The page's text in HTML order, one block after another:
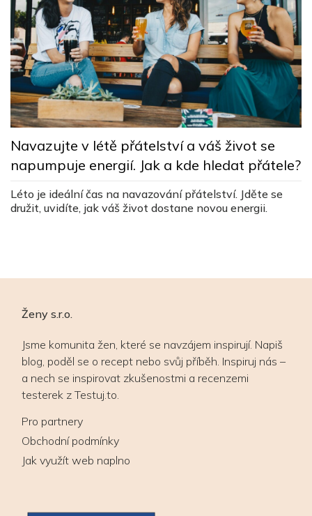
Navazujte v létě přátelství a váš život se
napumpuje energií. Jak a kde hledat přátele?
Léto je ideální čas na navazování přátelství. Jděte se
družit, uvidíte, jak váš život dostane novou energii.
Ženy s.r.o.
Jsme komunita žen, které se navzájem inspirují. Napiš
blog, poděl se o recept nebo svůj příběh. Inspiruj nás –
a nech se inspirovat zkušenostmi a recenzemi
testerek z Testuj.to.
Pro partnery
Obchodní podmínky
Jak využít web naplno